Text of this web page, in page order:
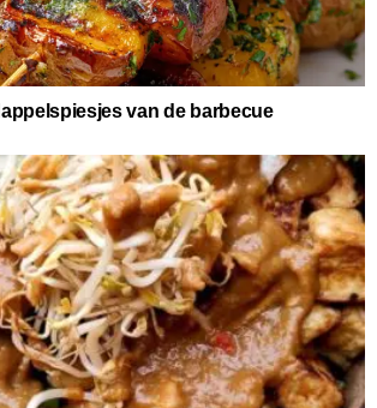
van de barbecue